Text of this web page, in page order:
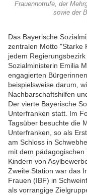
Frauennotrufe, der
sowie der
Das Bayerische
zentralen Motto "Starke
jedem
Sozialministerin Emilia
engagierten
beispielsweise darum,
Nachbarschaftshilfen
Der vierte Bayerische
Unterfranken statt. Im
Tagsüber besuchte die
Unterfranken, so als
am Schloss in
mit dem
Kindern von
Zweite Station war das
Frauen (IBF) in
als vorrangige